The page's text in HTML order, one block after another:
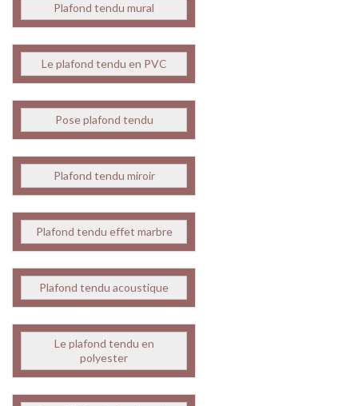
Plafond tendu mural
Le plafond tendu en PVC
Pose plafond tendu
Plafond tendu miroir
Plafond tendu effet marbre
Plafond tendu acoustique
Le plafond tendu en
polyester